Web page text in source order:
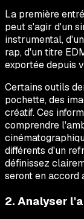
La première
peut s'agir d'un
instrumental,
rap, d'un titre
exportée depuis
Certains outils
pochette, des
créatif. Ces
comprendre
différents d'un
définissez
seront en accord
2. Analyser